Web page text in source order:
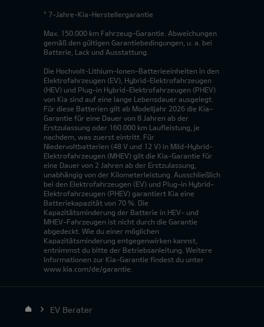
* 7-Jahre-Kia-Herstellergarantie
Max. 150.000 km Fahrzeug-Garantie. Abweichungen
gemäß den gültigen Garantiebedingungen, u. a. bei
Batterie, Lack und Ausstattung.
Die Hochvolt-Lithium-Ionen-Batterieeinheiten in den
Elektrofahrzeugen (EV), Hybrid-Elektrofahrzeugen
(HEV) und Plug-in Hybrid-Elektrofahrzeugen (PHEV)
von Kia sind auf eine lange Lebensdauer ausgelegt.
Für diese Batterien gilt ab Modelljahr 2026 die Kia-
Garantie für eine Dauer von 8 Jahren ab der
Erstzulassung oder 160.000 km Laufleistung, je
nachdem, was zuerst eintritt. Für
Niedervoltbatterien (48 V und 12 V) in Mild-Hybrid-
Elektrofahrzeugen (MHEV) gilt die Kia-Garantie für
eine Dauer von 2 Jahren ab der Erstzulassung,
unabhängig von der Kilometerleistung. Ausschließlich
bei den Elektrofahrzeugen (EV) und Plug-in Hybrid-
Elektrofahrzeugen (PHEV) garantiert Kia eine
Batteriekapazität von 70 %. Die
Kapazitätsminderung der Batterie in HEV- und
MHEV-Fahrzeugen ist nicht durch die Garantie
abgedeckt. Wie du einer möglichen
Kapazitätsminderung entgegenwirken kannst,
entnimmst du bitte der Betriebsanleitung. Weitere
Informationen zur Kia-Garantie findest du unter
www.kia.com/de/garantie.
EV Berater